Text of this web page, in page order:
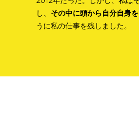
し、 その中に頭から自分自身
うに私の仕事を残しました。